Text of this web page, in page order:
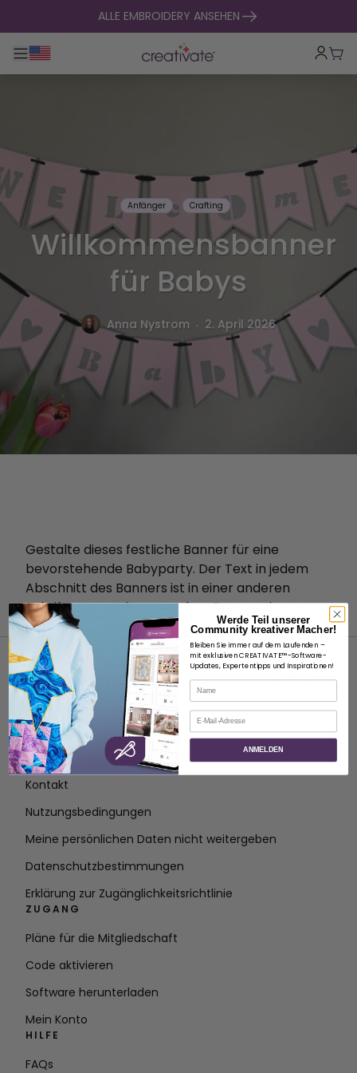
zum Inhalt springenALLE EMBROIDERY ANSEHEN
Hauptnavigation umklappen
Anfänger Crafting
Willkommensbanner
für Babys
Anna Nystrom . 2. April 2026
Gestalte dieses festliche Banner für eine
bevorstehende Babyparty. Der Text in jedem
Abschnitt des Banners ist in einer anderen
Schriftart gestaltet, was dem Banner eine ganz
besondere Note verleiht.
ÜBER
Über SVP Worldwide
Kontakt
Nutzungsbedingungen
Meine persönlichen Daten nicht weitergeben
Datenschutzbestimmungen
Erklärung zur Zugänglichkeitsrichtlinie
ZUGANG
Pläne für die Mitgliedschaft
Code aktivieren
Software herunterladen
Mein Konto
HILFE
FAQs
Werde Teil unserer
Community kreativer Macher!
Bleiben Sie immer auf dem Laufenden –
mit exklusiven CREATIVATE™-Software-
Updates, Expertentipps und Inspirationen!
Name
E-Mail
ANMELDEN